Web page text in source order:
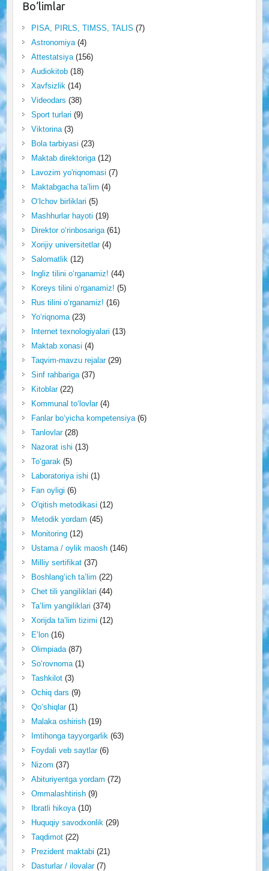
Bo‘limlar
PISA, PIRLS, TIMSS, TALIS (7)
Astronomiya(4)
Attestatsiya(156)
Audiokitob(18)
Xavfsizlik(14)
Videodars (38)
Sport turlari (9)
Viktorina(3)
Bola tarbiyasi (23)
Maktab direktoriga(12)
Lavozim yo'riqnomasi (7)
Maktabgacha ta’lim (4)
O‘lchov birliklari (5)
Mashhurlar hayoti (19)
Direktor o‘rinbosariga(61)
Xorijiy universitetlar(4)
Salomatlik(12)
Ingliz tilini o‘rganamiz! (44)
Koreys tilini o‘rganamiz! (5)
Rus tilini o‘rganamiz! (16)
Yo‘riqnoma(23)
Internet texnologiyalari (13)
Maktab xonasi (4)
Taqvim-mavzu rejalar(29)
Sinf rahbariga(37)
Kitoblar(22)
Kommunal to‘lovlar(4)
Fanlar bo‘yicha kompetensiya(6)
Tanlovlar(28)
Nazorat ishi (13)
To‘garak(5)
Laboratoriya ishi (1)
Fan oyligi (6)
O'qitish metodikasi (12)
Metodik yordam (45)
Monitoring(12)
Ustama / oylik maosh(146)
Milliy sertifikat(37)
Boshlang‘ich ta’lim (22)
Chet tili yangiliklari (44)
Ta’lim yangiliklari (374)
Xorijda ta’lim tizimi (12)
E’lon(16)
Olimpiada(87)
So‘rovnoma(1)
Tashkilot(3)
Ochiq dars (9)
Qo‘shiqlar(1)
Malaka oshirish(19)
Imtihonga tayyorgarlik(63)
Foydali veb saytlar(6)
Nizom (37)
Abituriyentga yordam (72)
Ommalashtirish(9)
Ibratli hikoya(10)
Huquqiy savodxonlik(29)
Taqdimot(22)
Prezident maktabi (21)
Dasturlar / ilovalar(7)